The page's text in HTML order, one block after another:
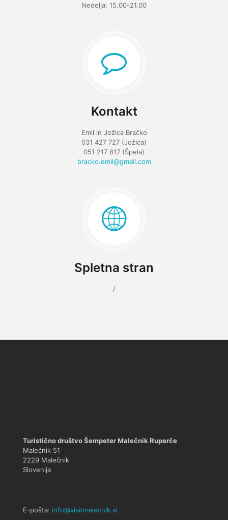
Nedelja: 15.00-21.00
Kontakt
Emil in Jožica Bračko
031 427 727 (Jožica)
051 217 817 (Špela)
bracko.emil@gmail.com
Spletna stran
/
Turistično društvo Šempeter Malečnik Ruperče
Malečnik 51
2229 Malečnik
Slovenija
E-pošta: info@visitmalecnik.si